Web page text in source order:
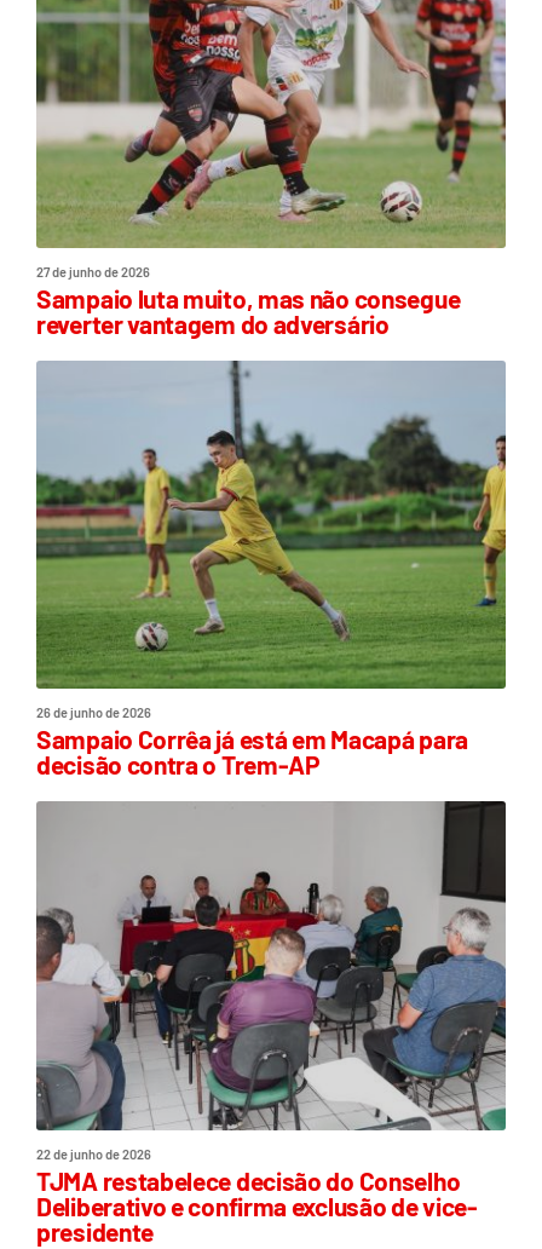
27 de junho de 2026
Sampaio luta muito, mas não consegue
reverter vantagem do adversário
26 de junho de 2026
Sampaio Corrêa já está em Macapá para
decisão contra o Trem-AP
22 de junho de 2026
TJMA restabelece decisão do Conselho
Deliberativo e confirma exclusão de vice-
presidente